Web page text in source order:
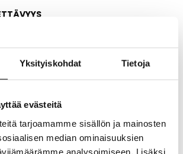
Yksityiskohdat Tietoja
evästeitä
tarjoamamme sisällön ja mainosten
median ominaisuuksien
analysoimiseen. Lisäksi
pyrkii siihen, että Palvelu on käytössä
CC Real Finland Oy ei
tai välillisiä takuita Palvelun
Finland Oy ei vastaa Palvelussa
ongelmista, kuten mm. häiriöt,
CC Real Finland Oy pyrkii
ennakkoon tiedossa olevista
ennakkoon.